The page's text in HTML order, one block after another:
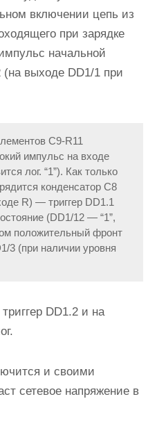
включении цепь из
при зарядке
начальной
(на выходе DD1/1 при
C9-R11
импульс на входе
лог. “1”). Как только
конденсатор С8
R) — триггер DD1.1
(DD1/12 — “1”,
положительный фронт
3 (при наличии уровня
DD1.2 и на
и своими
сетевое напряжение в